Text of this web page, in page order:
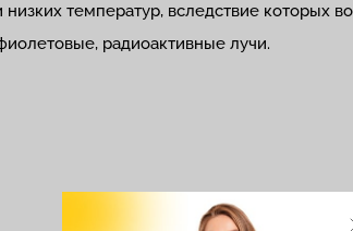
температур, вследствие которых
радиоактивные лучи.